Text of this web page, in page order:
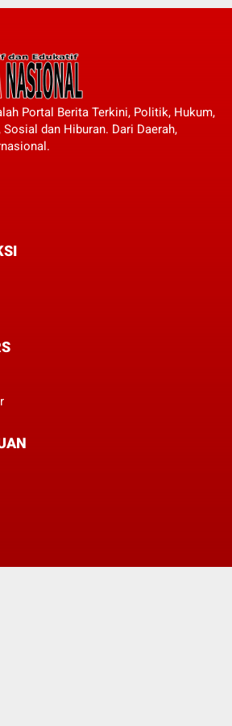
Portal Berita Terkini, Politik, Hukum,
Sosial dan Hiburan. Dari Daerah,